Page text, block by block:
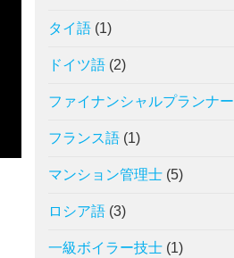
タイ語 (1)
ドイツ語 (2)
ファイナンシャルプランナー
フランス語 (1)
マンション管理士 (5)
ロシア語 (3)
一級ボイラー技士 (1)